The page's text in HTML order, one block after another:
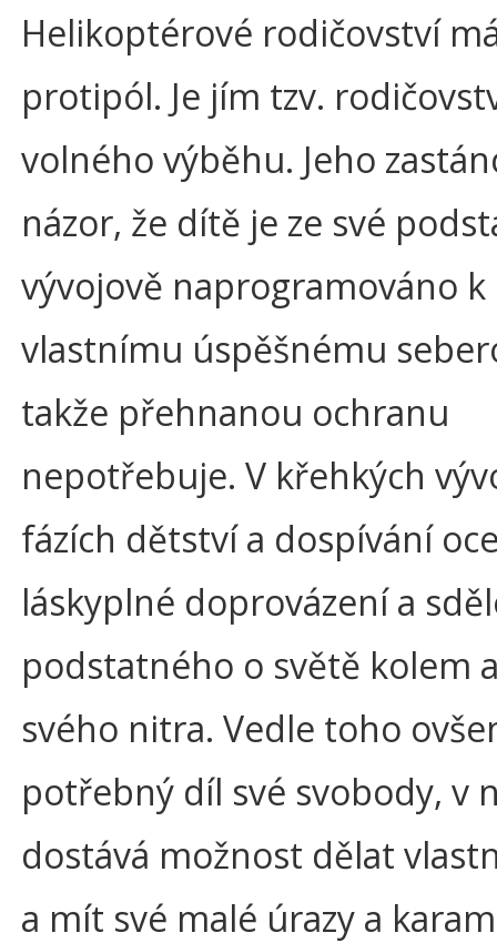
Helikoptérové rodičovství
protipól. Je jím tzv.
volného výběhu. Jeho
názor, že dítě je ze své
vývojově naprogramováno k
vlastnímu úspěšnému
takže přehnanou ochranu
nepotřebuje. V křehkých
fázích dětství a dospívání
láskyplné doprovázení a
podstatného o světě kolem
svého nitra. Vedle toho
potřebný díl své svobody, v
dostává možnost dělat
a mít své malé úrazy a